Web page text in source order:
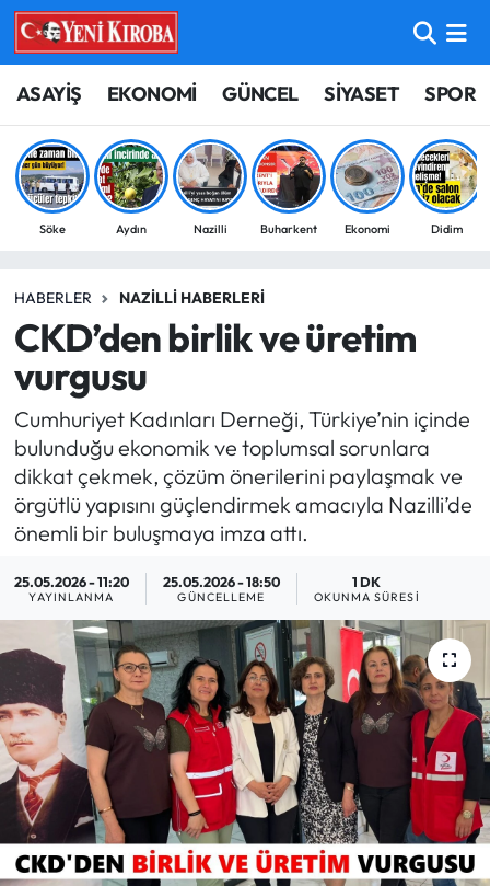
ASAYİŞ EKONOMİ GÜNCEL SİYASET SPOR
Söke Aydın Nazilli Buharkent Ekonomi Didim
HABERLER NAZILLI HABERLERI
CKD’den birlik ve üretim
vurgusu
Cumhuriyet Kadınları Derneği, Türkiye’nin içinde
bulunduğu ekonomik ve toplumsal sorunlara
dikkat çekmek, çözüm önerilerini paylaşmak ve
örgütlü yapısını güçlendirmek amacıyla Nazilli’de
önemli bir buluşmaya imza attı.
25.05.2026 - 11:20
YAYINLANMA
25.05.2026 - 18:50
GÜNCELLEME
1 DK
OKUNMA SÜRESI
ASAYİŞ
BİLİM-TEKNOLOJİ
ÇEVRE
EĞİTİM
GÜNCEL
GÜNDEM
MAGAZİN
SAĞLIK
SİYASET
SPOR
TARIM
TURİZM
YAŞAM
Aydın Nöbetçi Eczaneler
Aydın Hava Durumu
Aydin Namaz Vakitleri
Süper Lig Puan Durumu ve Fikstür
Son Dakika Haberleri
Haber Arşivi